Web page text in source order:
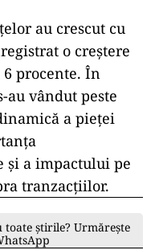
au crescut cu
o creștere
6 procente. În
vândut peste
a pieței
și a impactului pe
tranzacțiilor.
știrile? Urmărește